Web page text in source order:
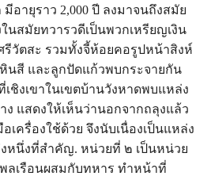
อายุราว 2,000 ปี ลงมาจนถึงสมัย
นสมัยทวารวดีเป็นพวกเหรียญเงิน
วัตสะ รวมทั้งจี้ห้อยคอรูปหน้าสิงห์
นสี และลูกปัดแก้วพบกระจายกัน
ชิงเขาในเขตบ้านวังหาดพบแหล่ง
ง แสดงให้เห็นว่านอกจากถลุงแล้ว
เครื่องใช้ด้วย จึงนับเนื่องเป็นแหล่ง
หนึ่งที่สำคัญ. หน่วยที่ ๒ เป็นหน่วย
ลเรือนผสมกับทหาร ทำหน้าที่